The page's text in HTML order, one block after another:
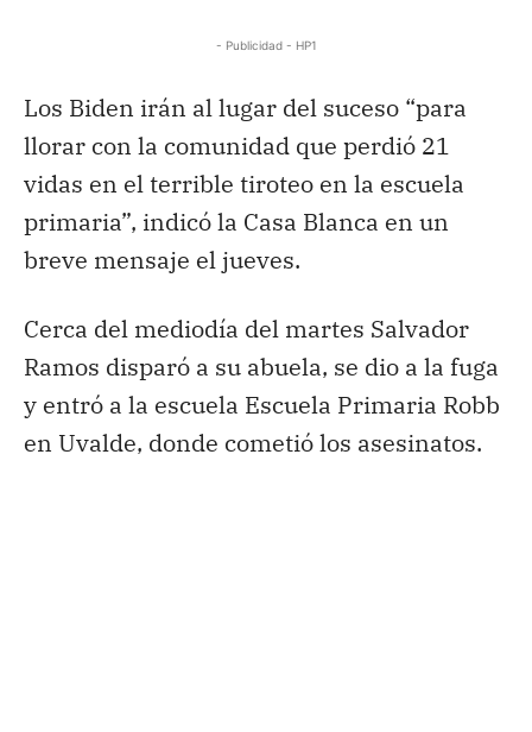
- Publicidad - HP1
Los Biden irán al lugar del suceso “para
llorar con la comunidad que perdió 21
vidas en el terrible tiroteo en la escuela
primaria”, indicó la Casa Blanca en un
breve mensaje el jueves.
Cerca del mediodía del martes Salvador
Ramos disparó a su abuela, se dio a la fuga
y entró a la escuela Escuela Primaria Robb
en Uvalde, donde cometió los asesinatos.